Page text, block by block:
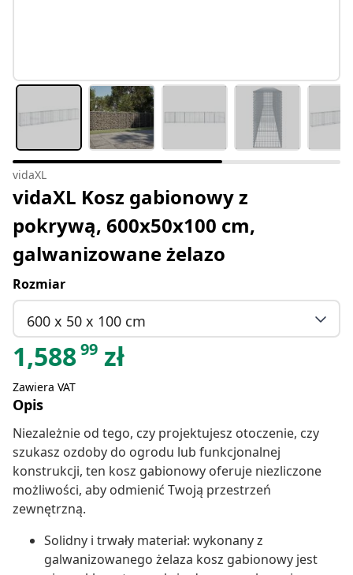
vidaXL
vidaXL Kosz gabionowy z
pokrywą, 600x50x100 cm,
galwanizowane żelazo
Rozmiar
600 x 50 x 100 cm
1,58899 zł
Zawiera VAT
Opis
Niezależnie od tego, czy projektujesz otoczenie, czy
szukasz ozdoby do ogrodu lub funkcjonalnej
konstrukcji, ten kosz gabionowy oferuje niezliczone
możliwości, aby odmienić Twoją przestrzeń
zewnętrzną.
Solidny i trwały materiał: wykonany z
galwanizowanego żelaza kosz gabionowy jest